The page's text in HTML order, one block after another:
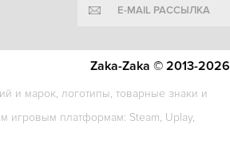
-44%
E-MAIL РАССЫЛКА
и марок, логотипы, товарные знаки и
игровым платформам: Steam, Uplay,
Zaka-Zaka © 2013-2026